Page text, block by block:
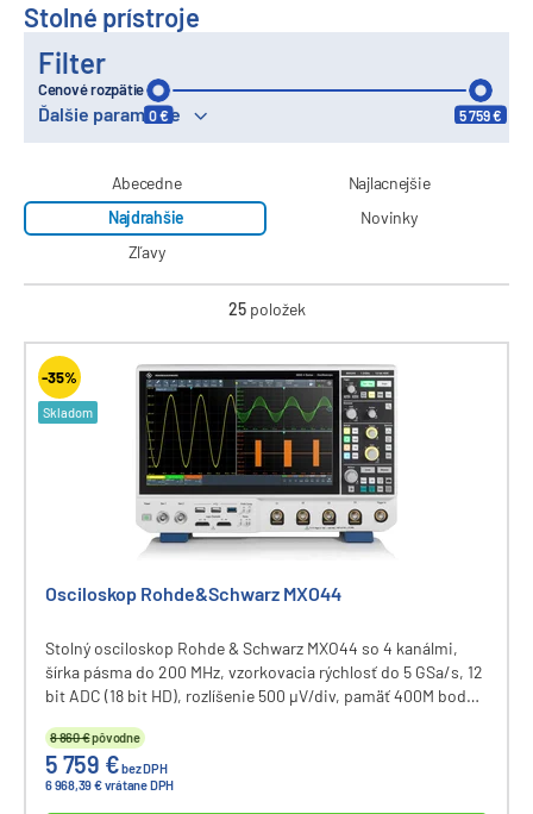
Stolné prístroje
Filter
Cenové rozpätie
0 € 5 759 €
Ďalšie parametre
Abecedne
Najlacnejšie
Najdrahšie
Novinky
Zľavy
25položek
-35%
Skladom
Osciloskop Rohde&Schwarz MXO44
Stolný osciloskop Rohde & Schwarz MXO44 so 4 kanálmi,
šírka pásma do 200 MHz, vzorkovacia rýchlosť do 5 GSa/s, 12
bit ADC (18 bit HD), rozlíšenie 500 µV/div, pamäť 400M bodov,
komunikácia cez USB a LAN.
8 860 €pôvodne
5 759 €bez DPH
6 968,39 € vrátane DPH